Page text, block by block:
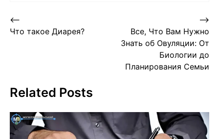
Post
⟵
Что такое Диарея?
Все, Что Вам Нужно
Знать об Овуляции: От
Биологии до
Планирования Семьи
⟶
Related Posts